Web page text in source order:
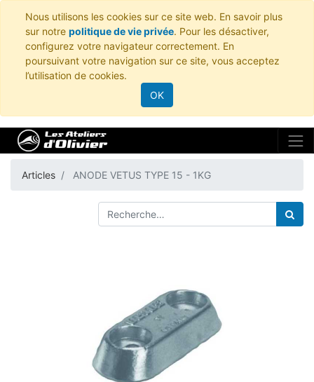
Nous utilisons les cookies sur ce site web. En savoir plus
sur notre politique de vie privée. Pour les désactiver,
configurez votre navigateur correctement. En
poursuivant votre navigation sur ce site, vous acceptez
l’utilisation de cookies.
OK
Articles ANODE VETUS TYPE 15 - 1KG